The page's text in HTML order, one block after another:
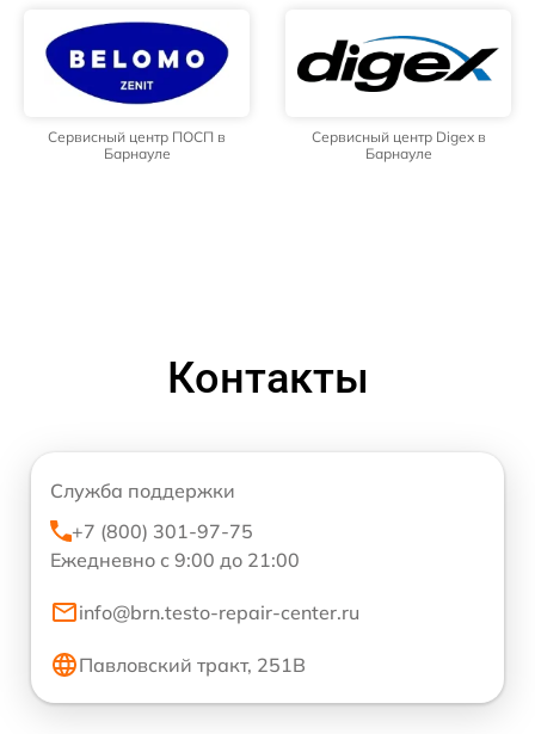
Сервисный центр ПОСП в
Барнауле
Сервисный центр Digex в
Барнауле
Контакты
Служба поддержки
+7 (800) 301-97-75
Ежедневно с 9:00 до 21:00
info@brn.testo-repair-center.ru
Павловский тракт, 251В